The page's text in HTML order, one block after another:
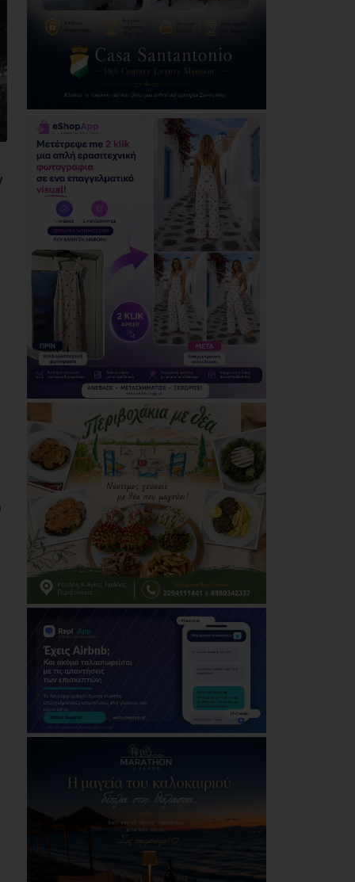
06/08/2026
Δήμος Μαραθώνα: Το
νέο πρόγραμμα «ΔΕΝ
ΤΟ ΕΙΔΑΜΕ 2026»
06/08/2026
Με μεγαλοπρέπεια η
λιτάνευση της
εικόνας της
Μεταμόρφωσης του
Σωτήρος στη Ζωφριά
(photos+videos)
06/08/2026
Το LIVE του
Καλοκαιριού: Ο Πάνος
Μουζουράκης στο
Marathon Village - Την
Πέμπτη 27 Αυγούστου
06/08/2026
Δήμος Αθηναίων:
Απομάκρυνση 240
τραπεζοκαθισμάτων
σε 13 επιχειρησιακές
δράσεις της
Δημοτικής
Αστυνομίας (photos)
06/08/2026
Ολοταχώς για την
έκτη θητεία του ο
Δημήτρης Λουκάς
06/08/2026